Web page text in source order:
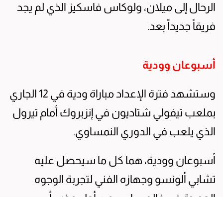
الرحال إلى ميلان، ولوكاس فاسكيز الذي لم يجد
فريقاً جديداً بعد.
أسبوعان وودية
وستشهد فترة الإعداد مباراة ودية في 12 الجاري
بملعب تيفولي شتاديون في إنزبروك أمام تيرول
الذي يلعب في الدوري النمساوي.
أسبوعان وودية، هما كل ما سيحصل عليه
تشابي ألونسو وجهازه الفني لتجربة الوجوه